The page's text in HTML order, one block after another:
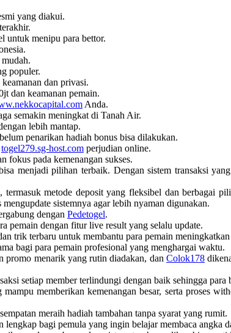
yang diakui.
untuk menipu para bettor.
mudah.
populer.
dan privasi.
dan keamanan pemain.
Anda.
semakin meningkat di Tanah Air.
lebih mantap.
penarikan hadiah bonus bisa dilakukan.
togel279.sg-host.com perjudian online.
fokus pada kemenangan sukses.
menjadi pilihan terbaik. Dengan sistem transaksi
metode deposit yang fleksibel dan berbagai
sistemnya agar lebih nyaman digunakan.
dengan Pedetogel.
pemain dengan fitur live result yang selalu update.
trik terbaru untuk membantu para pemain
bagi para pemain profesional yang menghargai waktu.
promo menarik yang rutin diadakan, danColok178
setiap member terlindungi dengan baik sehingga
memberikan kemenangan besar, serta proses
meraih hadiah tambahan tanpa syarat yang rumit.
lengkap bagi pemula yang ingin belajar membaca angka